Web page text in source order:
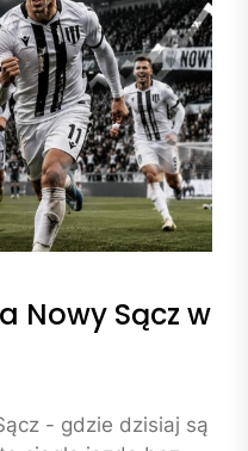
Nowy Sącz w
- gdzie dzisiaj są